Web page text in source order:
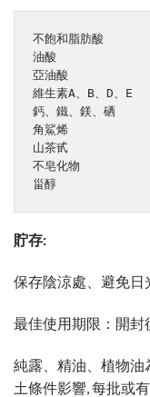
不飽和脂肪酸
油酸
亞油酸
維生素A、B、D、E
鈣、鐵、鎂、硒
角鯊烯
山茶甙
不皂化物
甾醇
貯存:
保存陰涼處、避免日
最佳使用期限：開封
純露、精油、植物油
土條件影響, 每批或